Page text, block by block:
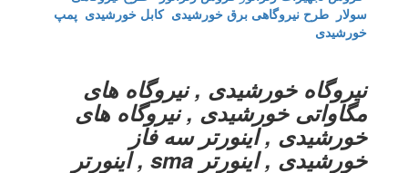
سولار طرح نیروگاهی برق خورشیدی کابل خورشیدی پمپ
خورشیدی
نیروگاه خورشیدی , نیروگاه های
مگاواتی خورشیدی , نیروگاه های
خورشیدی , اینورتر سه فاز
خورشیدی , اینورتر sma , اینورتر